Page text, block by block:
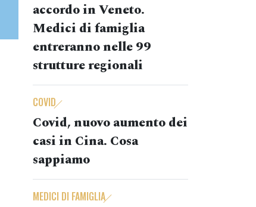
accordo in Veneto.
Medici di famiglia
entreranno nelle 99
strutture regionali
COVID
Covid, nuovo aumento dei
casi in Cina. Cosa
sappiamo
MEDICI DI FAMIGLIA